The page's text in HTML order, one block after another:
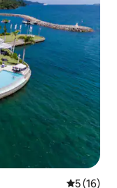
Середня
5 (16)